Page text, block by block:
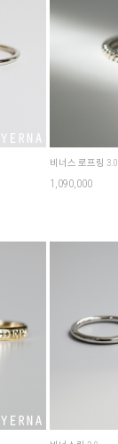
비너스 로프링 3.0
1,090,000